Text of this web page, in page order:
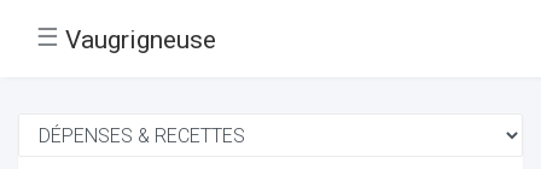
☰ Vaugrigneuse